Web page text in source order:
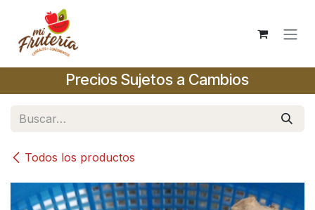
Ir al contenido
Precios Sujetos a Cambios
Todos los productos